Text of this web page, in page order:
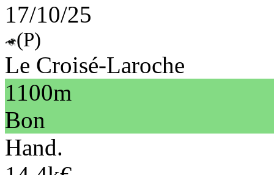
17/10/25
(P)
Le Croisé-Laroche
1100m
Bon
Hand.